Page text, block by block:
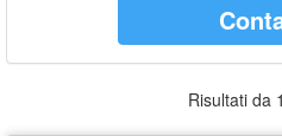
Risultati da